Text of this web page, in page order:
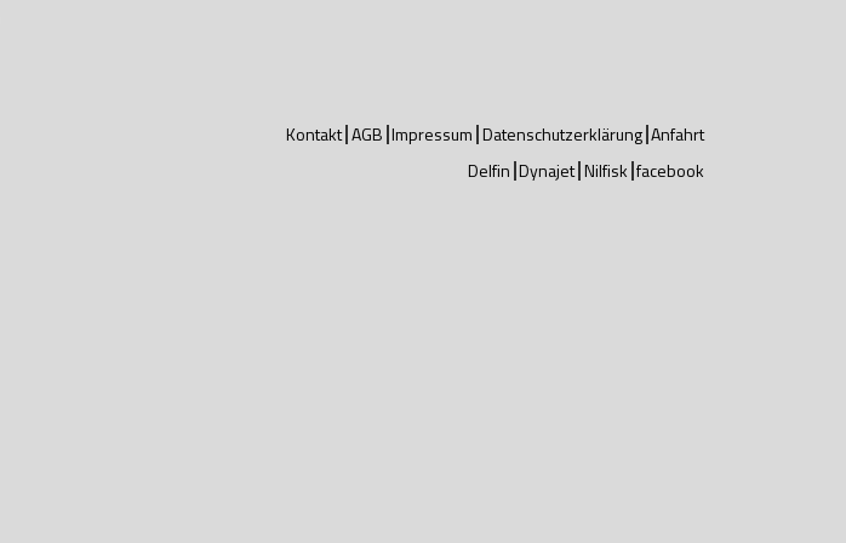
Kontakt AGB Impressum Datenschutzerklärung Anfahrt
Delfin Dynajet Nilfisk facebook